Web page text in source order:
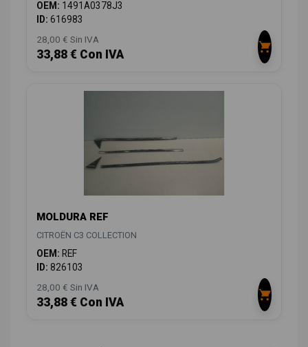
OEM: 1491A0378J3
ID: 616983
28,00 € Sin IVA
33,88 € Con IVA
MOLDURA REF
CITROËN C3 COLLECTION
OEM: REF
ID: 826103
28,00 € Sin IVA
33,88 € Con IVA